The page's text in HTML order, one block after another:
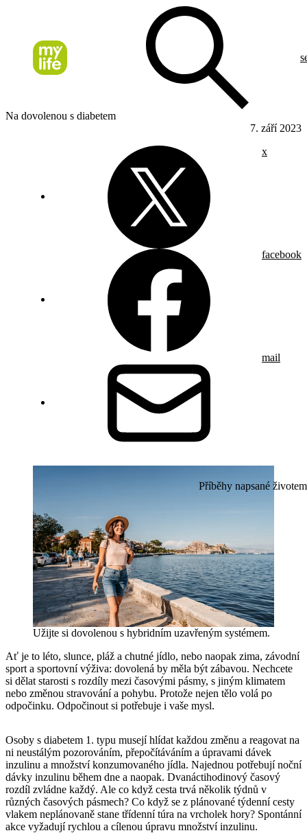
Na dovolenou s diabetem
7. září 2023
x
facebook
mail
Příběhy napsané životem
Užijte si dovolenou s hybridním uzavřeným systémem.
Ať je to léto, slunce, pláž a chutné jídlo, nebo naopak zima, závodní
sport a sportovní výživa: dovolená by měla být zábavou. Nechcete
si dělat starosti s rozdíly mezi časovými pásmy, s jiným klimatem
nebo změnou stravování a pohybu. Protože nejen tělo volá po
odpočinku. Odpočinout si potřebuje i vaše mysl.
Osoby s diabetem 1. typu musejí hlídat každou změnu a reagovat na
ni neustálým pozorováním, přepočítáváním a úpravami dávek
inzulinu a množství konzumovaného jídla. Najednou potřebují noční
dávky inzulinu během dne a naopak. Dvanáctihodinový časový
rozdíl zvládne každý. Ale co když cesta trvá několik týdnů v
různých časových pásmech? Co když se z plánované týdenní cesty
vlakem neplánovaně stane třídenní túra na vrcholek hory? Spontánní
akce vyžadují rychlou a cílenou úpravu množství inzulinu.